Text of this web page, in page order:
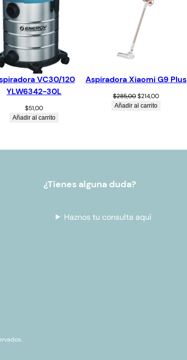
VC30/120
YLW6342-30L
$51,00
Añadir al carrito
Aspiradora Xiaomi G9 Plus
$285,00$214,00
Añadir al carrito
¿Tienes alguna duda?
Haznos tu consulta aquí